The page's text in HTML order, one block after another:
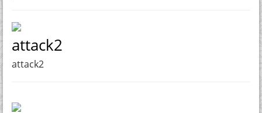
attack2
attack2